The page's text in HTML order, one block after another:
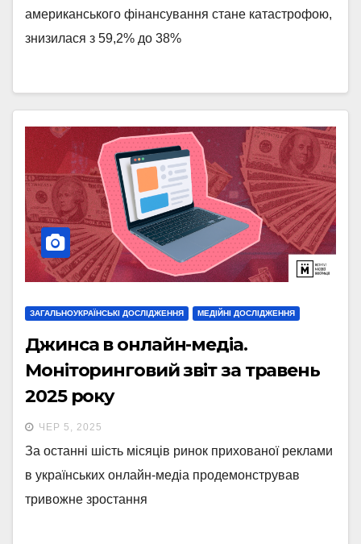
американського фінансування стане катастрофою,
знизилася з 59,2% до 38%
ЗАГАЛЬНОУКРАЇНСЬКІ ДОСЛІДЖЕННЯ МЕДІЙНІ ДОСЛІДЖЕННЯ
Джинса в онлайн-медіа.
Моніторинговий звіт за травень
2025 року
ЧЕР 5, 2025
За останні шість місяців ринок прихованої реклами
в українських онлайн-медіа продемонстрував
тривожне зростання